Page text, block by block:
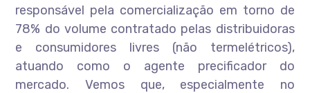
responsável pela comercialização em torno de
78% do volume contratado pelas distribuidoras
e consumidores livres (não termelétricos),
atuando como o agente precificador do
mercado. Vemos que, especialmente no